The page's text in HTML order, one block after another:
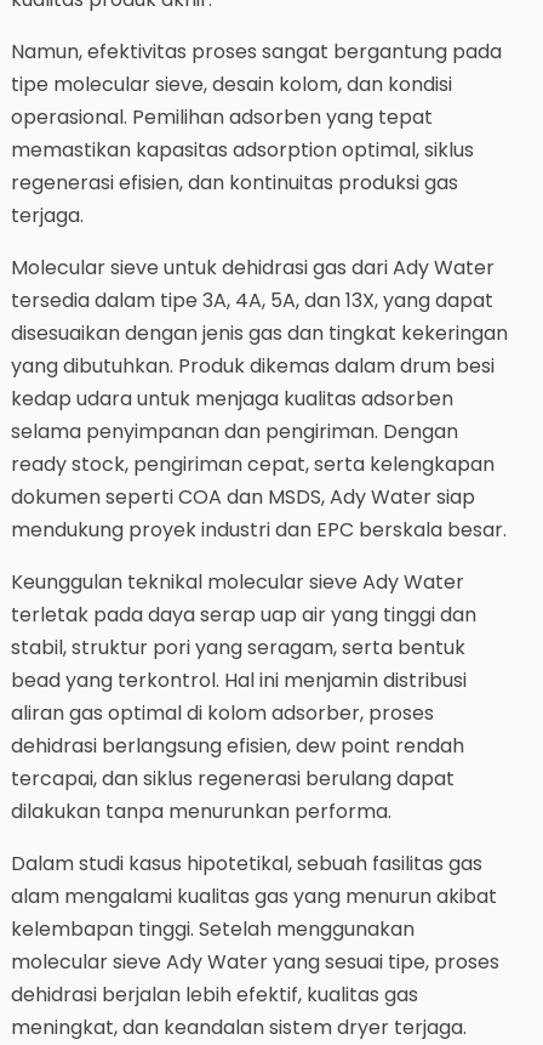
Namun, efektivitas proses sangat bergantung pada
tipe molecular sieve, desain kolom, dan kondisi
operasional. Pemilihan adsorben yang tepat
memastikan kapasitas adsorption optimal, siklus
regenerasi efisien, dan kontinuitas produksi gas
terjaga.
Molecular sieve untuk dehidrasi gas dari Ady Water
tersedia dalam tipe 3A, 4A, 5A, dan 13X, yang dapat
disesuaikan dengan jenis gas dan tingkat kekeringan
yang dibutuhkan. Produk dikemas dalam drum besi
kedap udara untuk menjaga kualitas adsorben
selama penyimpanan dan pengiriman. Dengan
ready stock, pengiriman cepat, serta kelengkapan
dokumen seperti COA dan MSDS, Ady Water siap
mendukung proyek industri dan EPC berskala besar.
Keunggulan teknikal molecular sieve Ady Water
terletak pada daya serap uap air yang tinggi dan
stabil, struktur pori yang seragam, serta bentuk
bead yang terkontrol. Hal ini menjamin distribusi
aliran gas optimal di kolom adsorber, proses
dehidrasi berlangsung efisien, dew point rendah
tercapai, dan siklus regenerasi berulang dapat
dilakukan tanpa menurunkan performa.
Dalam studi kasus hipotetikal, sebuah fasilitas gas
alam mengalami kualitas gas yang menurun akibat
kelembapan tinggi. Setelah menggunakan
molecular sieve Ady Water yang sesuai tipe, proses
dehidrasi berjalan lebih efektif, kualitas gas
meningkat, dan keandalan sistem dryer terjaga.